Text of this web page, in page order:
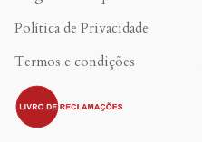
Política de Privacidade
Termos e condições
.